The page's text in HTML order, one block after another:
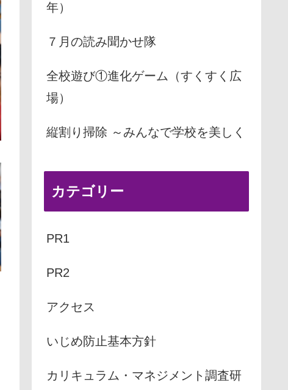
年）
７月の読み聞かせ隊
全校遊び①進化ゲーム（すくすく広
場）
縦割り掃除 ～みんなで学校を美しく
カテゴリー
PR1
PR2
アクセス
いじめ防止基本方針
カリキュラム・マネジメント調査研